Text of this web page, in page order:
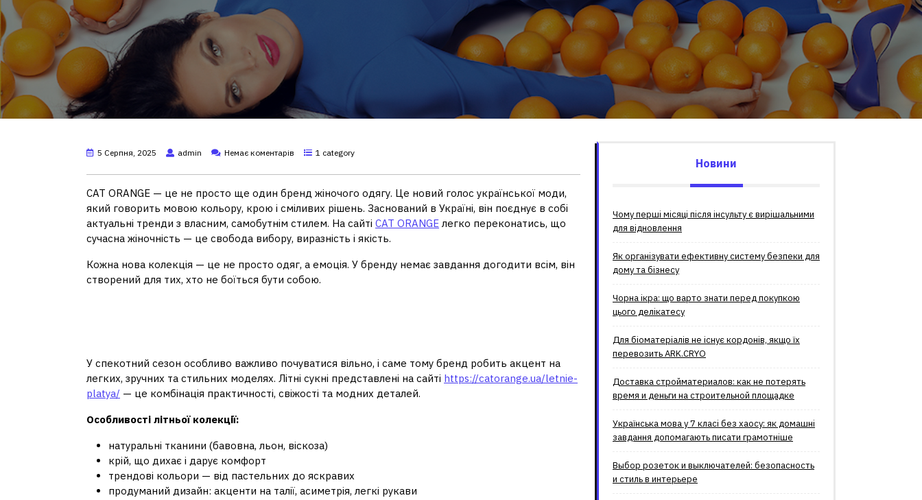
5 Серпня, 2025 admin Немає коментарів 1 category
CAT ORANGE — це не просто ще один бренд жіночого одягу. Це новий голос української моди,
який говорить мовою кольору, крою і сміливих рішень. Заснований в Україні, він поєднує в собі
актуальні тренди з власним, самобутнім стилем. На сайті CAT ORANGE легко переконатись, що
сучасна жіночність — це свобода вибору, виразність і якість.
Кожна нова колекція — це не просто одяг, а емоція. У бренду немає завдання догодити всім, він
створений для тих, хто не боїться бути собою.
У спекотний сезон особливо важливо почуватися вільно, і саме тому бренд робить акцент на
легких, зручних та стильних моделях. Літні сукні представлені на сайті https://catorange.ua/letnie-
platya/ — це комбінація практичності, свіжості та модних деталей.
Особливості літньої колекції:
натуральні тканини (бавовна, льон, віскоза)
крій, що дихає і дарує комфорт
трендові кольори — від пастельних до яскравих
продуманий дизайн: акценти на талії, асиметрія, легкі рукави
Новини
Чому перші місяці після інсульту є вирішальними
для відновлення
Як організувати ефективну систему безпеки для
дому та бізнесу
Чорна ікра: що варто знати перед покупкою
цього делікатесу
Для біоматеріалів не існує кордонів, якщо їх
перевозить ARK.CRYO
Доставка стройматериалов: как не потерять
время и деньги на строительной площадке
Українська мова у 7 класі без хаосу: як домашні
завдання допомагають писати грамотніше
Выбор розеток и выключателей: безопасность
и стиль в интерьере